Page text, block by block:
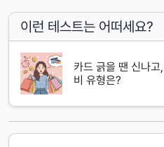
이런 테스트는 어떠세요?
카드 긁을 땐 신나
비 유형은?